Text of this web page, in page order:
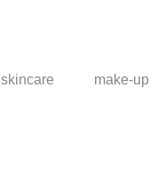
skincare make-up